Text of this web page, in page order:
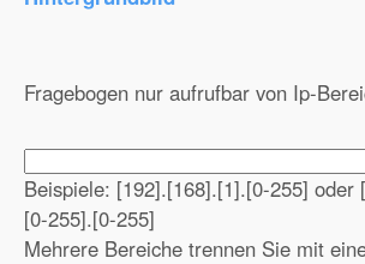
Fragebogen nur aufrufbar von Ip-
Beispiele: [192].[168].[1].[0-255] oder
[0-255].[0-255]
Mehrere Bereiche trennen Sie mit